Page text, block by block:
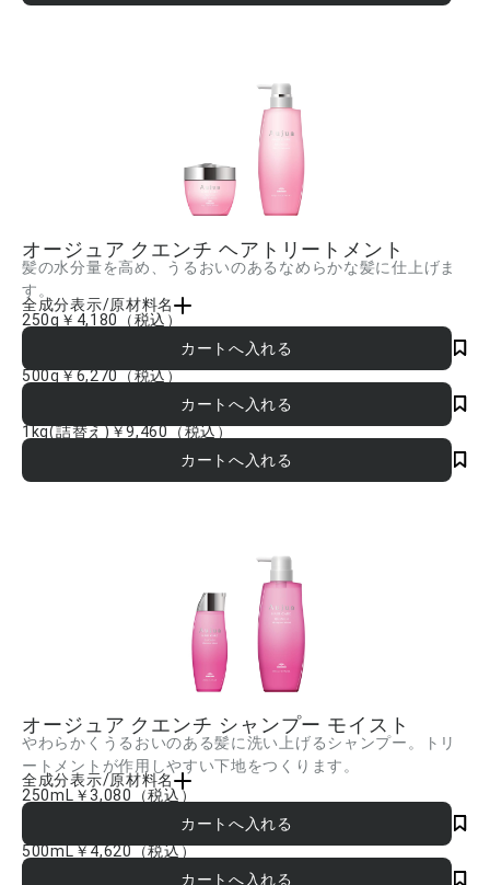
改良等により更新される場合があります。実際の成分は商品の表示をご覧ください。
オージュア クエンチ ヘアトリートメント
髪の水分量を高め、うるおいのあるなめらかな髪に仕上げま
す。
全成分表示/原材料名
水、ジメチコン、セタノール、ステアリルトリモニウムブロミド、テトラオクタン酸
ペンタエリスリチル、ステアリルアルコール、アモジメチコン、イソプロパノール、
イソノナン酸イソトリデシル、PEG-20、トレハロース、イソステアリン酸イソステア
リル、スクワラン、ヒマワリ種子油、ユキノシタエキス、ラノリン脂肪酸コレステリ
ル、クオタニウム-33、ジココジモニウムクロリド、ステアルトリモニウムクロリド、
BG、BHT、エチドロン酸、フェノキシエタノール、香料 ■成分内容は商品の改良等
により更新される場合があります。実際の成分は商品の表示をご覧ください。
250g ￥4,180 （税込）
500g￥6,270（税込）
1kg(詰替え)￥9,460（税込）
オージュア クエンチ シャンプー モイスト
やわらかくうるおいのある髪に洗い上げるシャンプー。トリ
ートメントが作用しやすい下地をつくります。
全成分表示/原材料名
水、ラウレス硫酸Na、DPG、イソステアラミドプロピルベタイン、オレフィン(C14-
16)スルホン酸Na、ラウレス-6酢酸Na、コカミドプロピルベタイン、コカミドメチル
MEA、ジステアリン酸グリコール、塩化Na、イソノナン酸イソトリデシル、PEG-
20、トレハロース、イソステアリン酸イソステアリル、スクワラン、ユキノシタエキ
ス、チューベロース多糖体、ポリクオタニウム-10、ポリクオタニウム-52、PCAイソ
250mL ￥3,080 （税込）
500mL￥4,620（税込）